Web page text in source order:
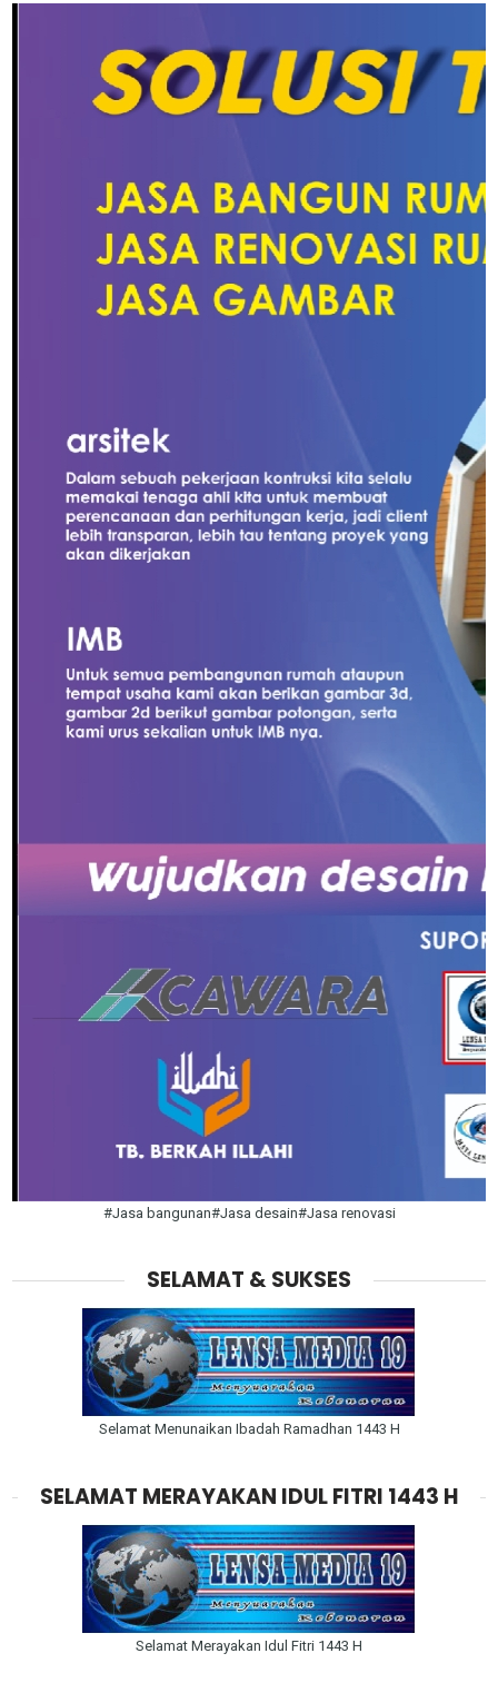
#Jasa bangunan#Jasa desain#Jasa renovasi
SELAMAT & SUKSES
Selamat Menunaikan Ibadah Ramadhan 1443 H
SELAMAT MERAYAKAN IDUL FITRI 1443 H
Selamat Merayakan Idul Fitri 1443 H